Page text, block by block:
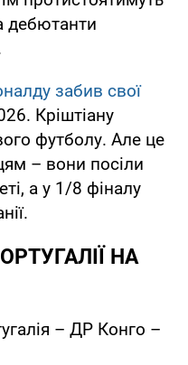
дебютанти
забив свої
Кріштіану
футболу. Але це
– вони посіли
а у 1/8 фіналу
НА
– ДР Конго –